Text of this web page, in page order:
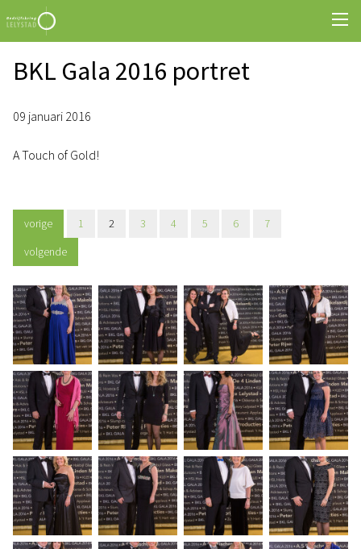
BKL Gala 2016 portret
09 januari 2016
A Touch of Gold!
vorige 1 2 3 4 5 6
7
volgende